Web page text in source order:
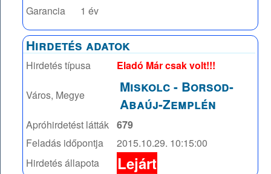
Garancia
1 év
Hirdetés adatok
Hirdetés típusa Eladó Már csak volt!!!
Város, Megye Miskolc- Borsod-
Abaúj-Zemplén
Apróhirdetést látták 679
Feladás időpontja
2015.10.29. 10:15:00
Hirdetés állapota
Lejárt